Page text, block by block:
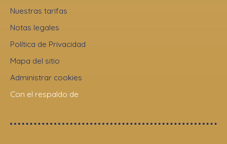
Nuestras tarifas
Notas legales
Política de Privacidad
Mapa del sitio
Administrar cookies
Con el respaldo de